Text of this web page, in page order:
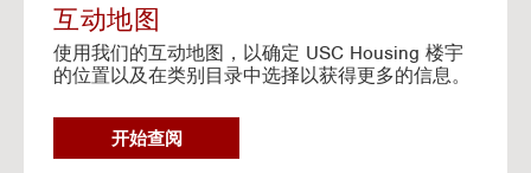
t
i
v
e
p
互动地图
使用我们的互动地图，以确定 USC Housing 楼宇
的位置以及在类别目录中选择以获得更多的信息。
G
O
开始查阅